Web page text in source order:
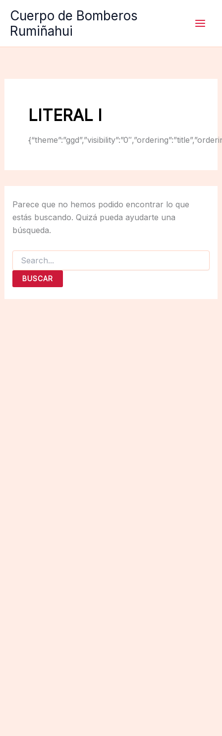
contenido
Cuerpo de Bomberos
Rumiñahui
LITERAL I
Parece que no hemos podido encontrar lo que
estás buscando. Quizá pueda ayudarte una
búsqueda.
Buscar
por: